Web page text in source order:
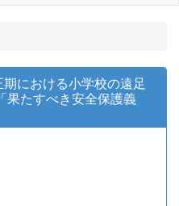
における小学校の遠足
果たすべき安全保護義